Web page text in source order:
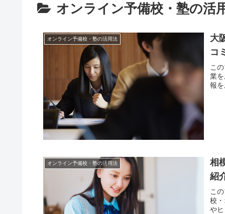
オンライン予備校・塾の活
オンライン予備校・塾の活用法
大
コ
こ
業
報
オンライン予備校・塾の活用法
相
紹
こ
校
や